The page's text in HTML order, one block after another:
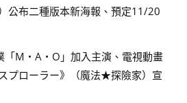
公布二種版本新海報、預定11/20
M・A・O」加入主演、電視動畫
プローラー》（魔法★探險家）宣